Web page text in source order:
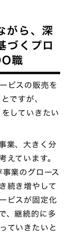
がら、深
づくプロ
職
ビスの販売を
ですが、
していきたい
業、大きく分
ています。
業のグロース
続き増やして
ビスが固定化
、継続的に多
ていきたいと